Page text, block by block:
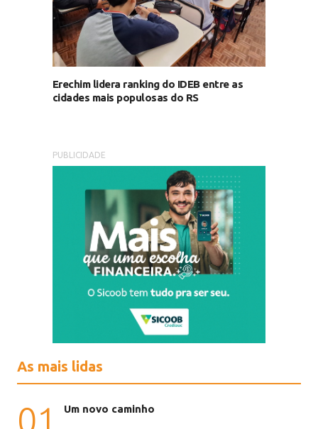
Erechim lidera ranking do IDEB entre as
cidades mais populosas do RS
PUBLICIDADE
As mais lidas
01 Um novo caminho